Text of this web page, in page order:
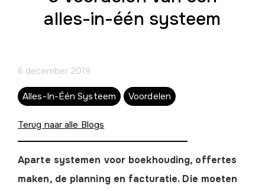
alles-in-één systeem
6 december 2019
Alles-In-Één Systeem Voordelen
Terug naar alle Blogs
Aparte systemen voor boekhouding, offertes
maken, de planning en facturatie. Die moeten